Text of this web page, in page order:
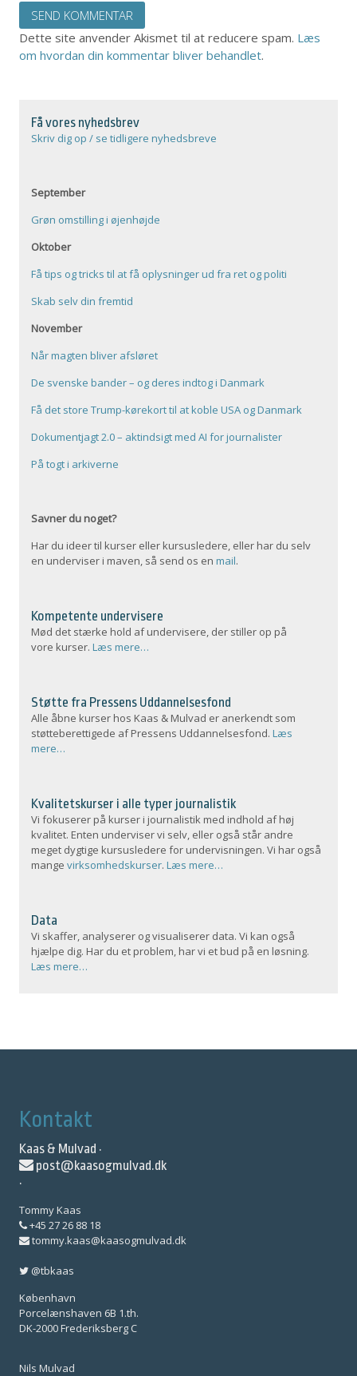
Dette site anvender Akismet til at reducere spam. Læs
om hvordan din kommentar bliver behandlet.
Få vores nyhedsbrev
Skriv dig op / se tidligere nyhedsbreve
September
Grøn omstilling i øjenhøjde
Oktober
Få tips og tricks til at få oplysninger ud fra ret og politi
Skab selv din fremtid
November
Når magten bliver afsløret
De svenske bander – og deres indtog i Danmark
Få det store Trump-kørekort til at koble USA og Danmark
Dokumentjagt 2.0 – aktindsigt med AI for journalister
På togt i arkiverne
Savner du noget?
Har du ideer til kurser eller kursusledere, eller har du selv
en underviser i maven, så send os enmail.
Kompetente undervisere
Mød det stærke hold af undervisere, der stiller op på
vore kurser.Læs mere…
Støtte fra Pressens Uddannelsesfond
Alle åbne kurser hos Kaas & Mulvad er anerkendt som
støtteberettigede af Pressens Uddannelsesfond.Læs
mere…
Kvalitetskurser i alle typer journalistik
Vi fokuserer på kurser i journalistik med indhold af høj
kvalitet. Enten underviser vi selv, eller også står andre
meget dygtige kursusledere for undervisningen. Vi har også
mangevirksomhedskurser.Læs mere…
Data
Vi skaffer, analyserer og visualiserer data. Vi kan også
hjælpe dig. Har du et problem, har vi et bud på en løsning.
Læs mere…
Kontakt
Kaas & Mulvad ·
post@kaasogmulvad.dk
·
Tommy Kaas
+45 27 26 88 18
tommy.kaas@kaasogmulvad.dk
@tbkaas
København
Porcelænshaven 6B 1.th.
DK-2000 Frederiksberg C
Nils Mulvad